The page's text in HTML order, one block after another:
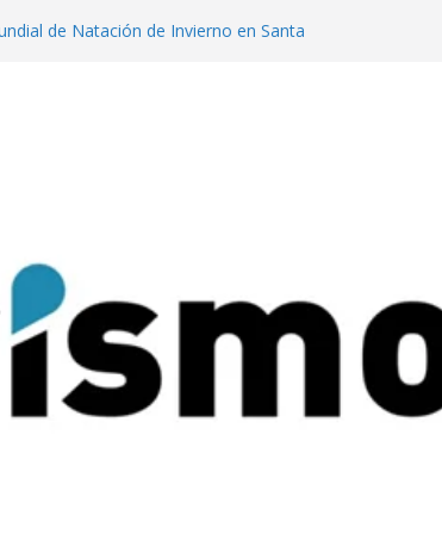
de Natación de Invierno en Santa